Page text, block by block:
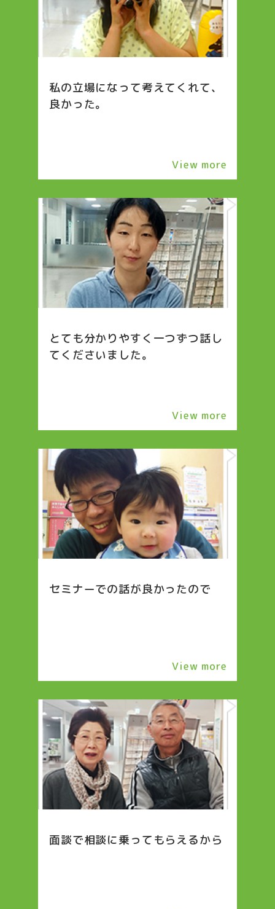
私の立場になって考えてくれて、
良かった。
View more
とても分かりやすく一つずつ話し
てくださいました。
View more
セミナーでの話が良かったので
View more
面談で相談に乗ってもらえるから